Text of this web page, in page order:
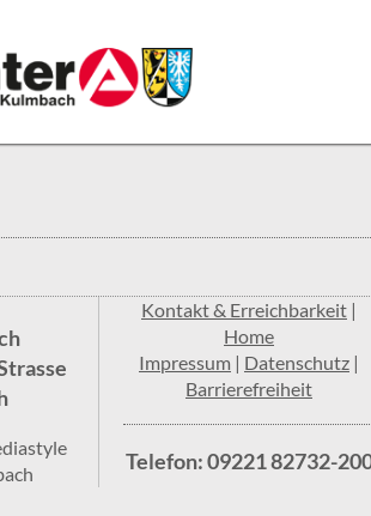
Kontakt & Erreichbarkeit |
Home
Impressum | Datenschutz |
Barrierefreiheit
Telefon: 09221 82732-